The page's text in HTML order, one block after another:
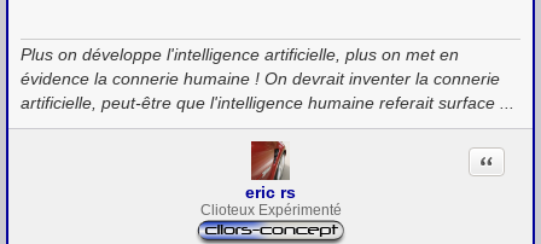
g
e
Plus on développe l'intelligence artificielle, plus on met en
évidence la connerie humaine ! On devrait inventer la connerie
artificielle, peut-être que l'intelligence humaine referait surface ...
eric rs
Clioteux Expérimenté
Citation